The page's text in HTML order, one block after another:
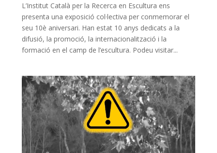
L’Institut Català per la Recerca en Escultura ens
presenta una exposició col·lectiva per conmemorar el
seu 10è aniversari. Han estat 10 anys dedicats a la
difusió, la promoció, la internacionalització i la
formació en el camp de l’escultura. Podeu visitar...